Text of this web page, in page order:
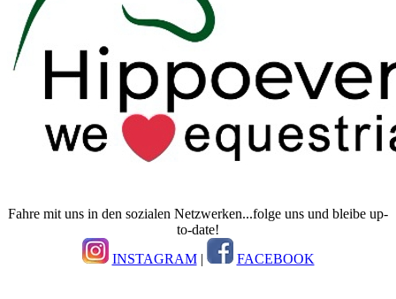
Fahre mit uns in den sozialen Netzwerken...folge uns und bleibe up-
to-date!
INSTAGRAM| FACEBOOK